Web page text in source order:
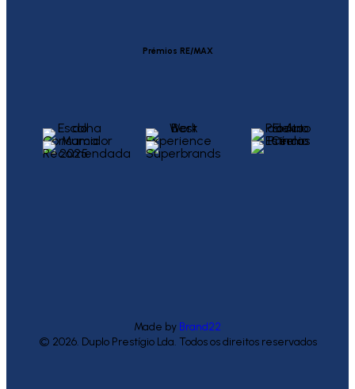
Prémios RE/MAX
Made by Brand22
© 2026. Duplo Prestígio Lda. Todos os direitos reservados